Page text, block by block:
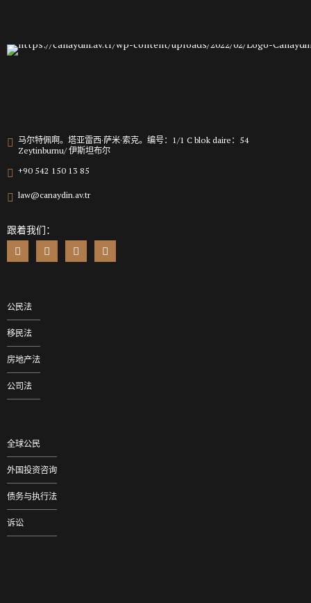
马尔特佩啊。塔亚雷西·萨米·索克。编号：1/1 C blok daire：54
Zeytinburnu/ 伊斯坦布尔
+90 542 150 13 85
law@canaydin.av.tr
跟着我们：
公民法
移民法
房地产法
公司法
全球公民
外国投资咨询
债务与执行法
诉讼